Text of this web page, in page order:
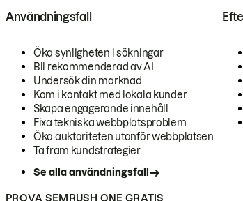
Användningsfall
Öka synligheten i sökningar
Bli rekommenderad av AI
Undersök din marknad
Kom i kontakt med lokala kunder
Skapa engagerande innehåll
Fixa tekniska webbplatsproblem
Öka auktoriteten utanför webbplatsen
Ta fram kundstrategier
Se alla användningsfall
PROVA SEMRUSH ONE GRATIS